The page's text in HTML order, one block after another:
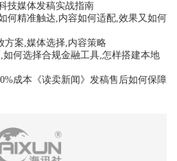
技媒体发稿实战指南
何精准触达,内容如何适配,效果又如何
方案,媒体选择,内容策略
如何选择合规金融工具,怎样搭建本地
成本《读卖新闻》发稿售后如何保障